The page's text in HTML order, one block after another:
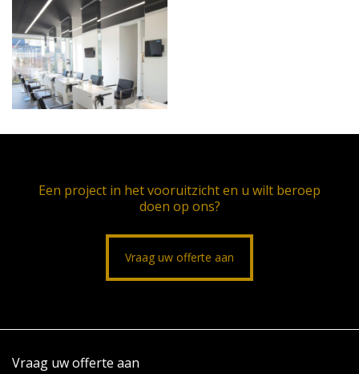
Een project in het vooruitzicht en u wilt beroep
doen op ons?
Vraag uw offerte aan
Vraag uw offerte aan